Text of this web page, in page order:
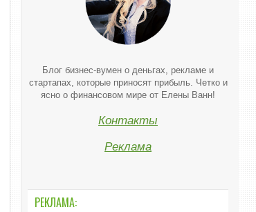
Блог бизнес-вумен о деньгах, рекламе и
стартапах, которые приносят прибыль. Четко и
ясно о финансовом мире от Елены Ванн!
Контакты
Реклама
РЕКЛАМА: